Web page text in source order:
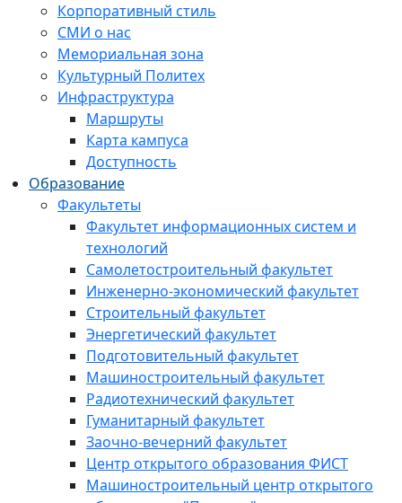
Корпоративный стиль
СМИ о нас
Мемориальная зона
Культурный Политех
Инфраструктура
Маршруты
Карта кампуса
Доступность
Образование
Факультеты
Факультет информационных систем и
технологий
Самолетостроительный факультет
Инженерно-экономический факультет
Строительный факультет
Энергетический факультет
Подготовительный факультет
Машиностроительный факультет
Радиотехнический факультет
Гуманитарный факультет
Заочно-вечерний факультет
Центр открытого образования ФИСТ
Машиностроительный центр открытого